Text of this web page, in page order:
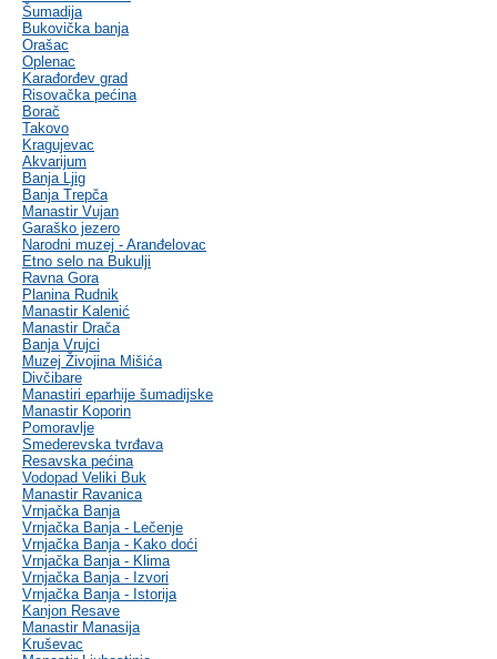
Šumadija
Bukovička banja
Orašac
Oplenac
Karađorđev grad
Risovačka pećina
Borač
Takovo
Kragujevac
Akvarijum
Banja Ljig
Banja Trepča
Manastir Vujan
Garaško jezero
Narodni muzej - Aranđelovac
Etno selo na Bukulji
Ravna Gora
Planina Rudnik
Manastir Kalenić
Manastir Drača
Banja Vrujci
Muzej Živojina Mišića
Divčibare
Manastiri eparhije šumadijske
Manastir Koporin
Pomoravlje
Smederevska tvrđava
Resavska pećina
Vodopad Veliki Buk
Manastir Ravanica
Vrnjačka Banja
Vrnjačka Banja - Lečenje
Vrnjačka Banja - Kako doći
Vrnjačka Banja - Klima
Vrnjačka Banja - Izvori
Vrnjačka Banja - Istorija
Kanjon Resave
Manastir Manasija
Kruševac